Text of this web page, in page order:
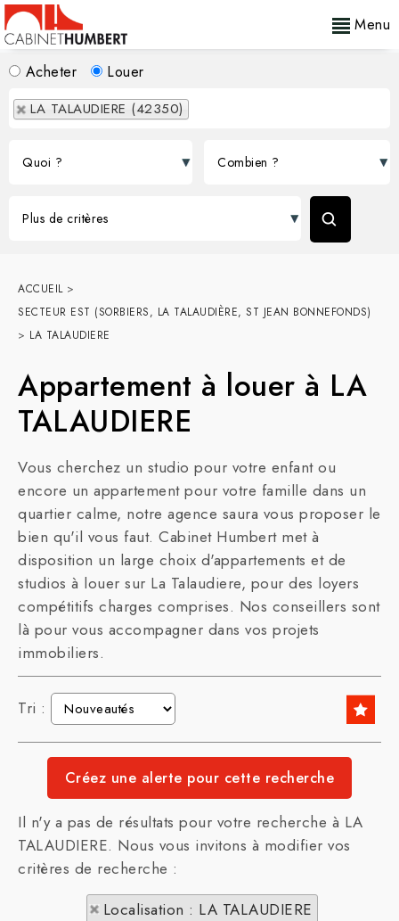
Menu
Acheter Louer
LA TALAUDIERE (42350)
ACCUEIL>
SECTEUR EST (SORBIERS, LA TALAUDIÈRE, ST JEAN BONNEFONDS)
> LA TALAUDIERE
Appartement à louer à LA
TALAUDIERE
Vous cherchez un studio pour votre enfant ou
encore un appartement pour votre famille dans un
quartier calme, notre agence saura vous proposer le
bien qu'il vous faut. Cabinet Humbert met à
disposition un large choix d'appartements et de
studios à louer sur La Talaudiere, pour des loyers
compétitifs charges comprises. Nos conseillers sont
là pour vous accompagner dans vos projets
immobiliers.
Tri :
Il n'y a pas de résultats pour votre recherche à LA
TALAUDIERE. Nous vous invitons à modifier vos
critères de recherche :
Localisation : LA TALAUDIERE